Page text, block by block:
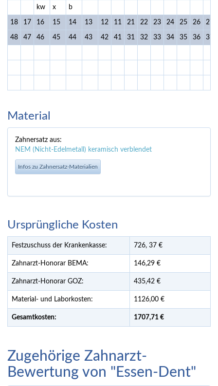
kw x b
18 17 16 15 14 13 12 11 21 22 23 24 25 26 27
48 47 46 45 44 43 42 41 31 32 33 34 35 36 37
Material
Zahnersatz aus:
NEM (Nicht-Edelmetall) keramisch verblendet
Infos zu Zahnersatz-Materialien
Ursprüngliche Kosten
Festzuschuss der Krankenkasse: 726, 37 €
Zahnarzt-Honorar BEMA: 146,29 €
Zahnarzt-Honorar GOZ: 435,42 €
Material- und Laborkosten: 1126,00 €
Gesamtkosten: 1707,71 €
Zugehörige Zahnarzt-
Bewertung von "Essen-Dent"